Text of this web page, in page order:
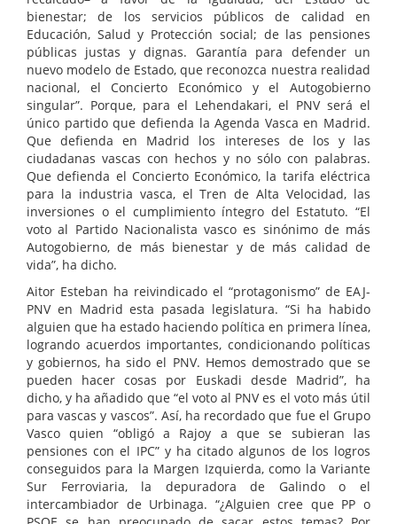
bienestar; de los servicios públicos de calidad en
Educación, Salud y Protección social; de las pensiones
públicas justas y dignas. Garantía para defender un
nuevo modelo de Estado, que reconozca nuestra realidad
nacional, el Concierto Económico y el Autogobierno
singular”. Porque, para el Lehendakari, el PNV será el
único partido que defienda la Agenda Vasca en Madrid.
Que defienda en Madrid los intereses de los y las
ciudadanas vascas con hechos y no sólo con palabras.
Que defienda el Concierto Económico, la tarifa eléctrica
para la industria vasca, el Tren de Alta Velocidad, las
inversiones o el cumplimiento íntegro del Estatuto. “El
voto al Partido Nacionalista vasco es sinónimo de más
Autogobierno, de más bienestar y de más calidad de
vida”, ha dicho.
Aitor Esteban ha reivindicado el “protagonismo” de EAJ-
PNV en Madrid esta pasada legislatura. “Si ha habido
alguien que ha estado haciendo política en primera línea,
logrando acuerdos importantes, condicionando políticas
y gobiernos, ha sido el PNV. Hemos demostrado que se
pueden hacer cosas por Euskadi desde Madrid”, ha
dicho, y ha añadido que “el voto al PNV es el voto más útil
para vascas y vascos”. Así, ha recordado que fue el Grupo
Vasco quien “obligó a Rajoy a que se subieran las
pensiones con el IPC” y ha citado algunos de los logros
conseguidos para la Margen Izquierda, como la Variante
Sur Ferroviaria, la depuradora de Galindo o el
intercambiador de Urbinaga. “¿Alguien cree que PP o